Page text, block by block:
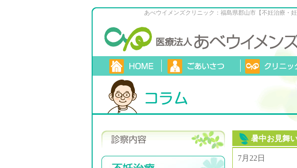
あべウイメンズクリニック：福島県郡山市【不妊治療・
暑中お見舞
7月22日